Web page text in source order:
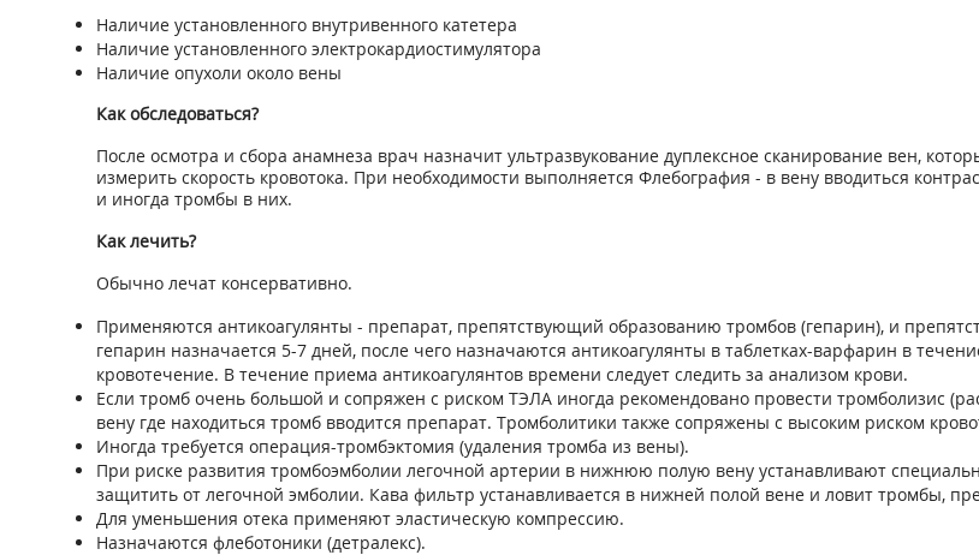
Наличие установленного внутривенного катетера
Наличие установленного электрокардиостимулятора
Наличие опухоли около вены
Как обследоваться?
После осмотра и сбора анамнеза врач назначит ультразвукование дуплексное сканирование вен,
измерить скорость кровотока. При необходимости выполняется Флебография - в вену вводиться
и иногда тромбы в них.
Как лечить?
Обычно лечат консервативно.
Применяются антикоагулянты - препарат, препятствующий образованию тромбов (гепарин), и
гепарин назначается 5-7 дней, после чего назначаются антикоагулянты в таблетках-варфарин в
кровотечение. В течение приема антикоагулянтов времени следует следить за анализом крови.
Если тромб очень большой и сопряжен с риском ТЭЛА иногда рекомендовано провести тромболизис
вену где находиться тромб вводится препарат. Тромболитики также сопряжены с высоким риском
Иногда требуется операция-тромбэктомия (удаления тромба из вены).
При риске развития тромбоэмболии легочной артерии в нижнюю полую вену устанавливают
защитить от легочной эмболии. Кава фильтр устанавливается в нижней полой вене и ловит тромбы,
Для уменьшения отека применяют эластическую компрессию.
Назначаются флеботоники (детралекс).